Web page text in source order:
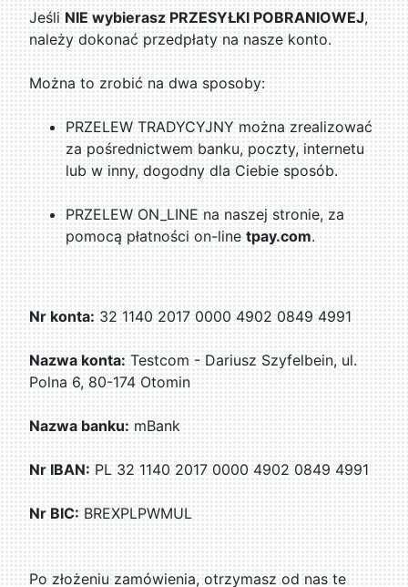
Jeśli NIE wybierasz PRZESYŁKI POBRANIOWEJ,
należy dokonać przedpłaty na nasze konto.
Można to zrobić na dwa sposoby:
PRZELEW TRADYCYJNY można zrealizować
za pośrednictwem banku, poczty, internetu
lub w inny, dogodny dla Ciebie sposób.
PRZELEW ON_LINE na naszej stronie, za
pomocą płatności on-linetpay.com.
Nr konta: 32 1140 2017 0000 4902 0849 4991
Nazwa konta: Testcom - Dariusz Szyfelbein, ul.
Polna 6, 80-174 Otomin
Nazwa banku: mBank
Nr IBAN: PL 32 1140 2017 0000 4902 0849 4991
Nr BIC: BREXPLPWMUL
Po złożeniu zamówienia, otrzymasz od nas te